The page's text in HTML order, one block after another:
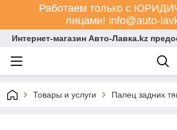
Работаем только с
лицами! info@auto-
Интернет-магазин Авто-Лавка.kz
Товары и услуги Палец задних